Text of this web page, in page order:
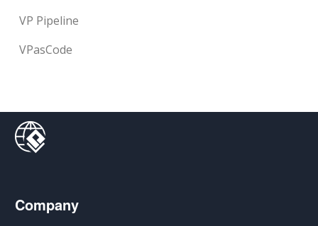
VP Pipeline
VPasCode
Company